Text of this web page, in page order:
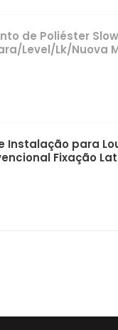
de Poliéster
Level/Lk/Nuova
Instalação para
Fixação